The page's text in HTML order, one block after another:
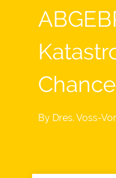
By Dres. Voss-